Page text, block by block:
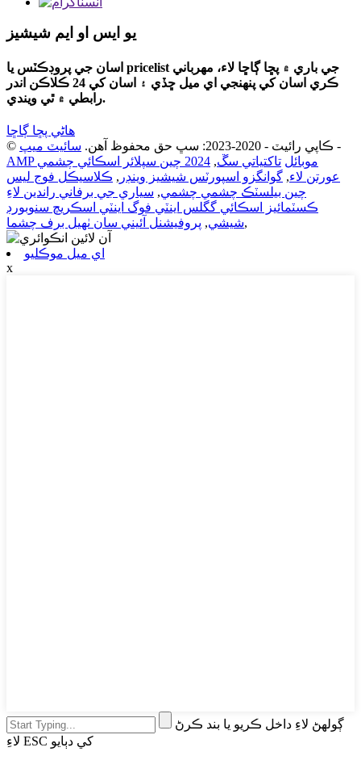
يو ايس او ايم شيشيز
اسان جي پروڊڪٽس يا pricelist جي باري ۾ پڇا ڳاڇا لاء، مهرباني
ڪري اسان کي پنهنجي اي ميل ڇڏي ۽ اسان کي 24 ڪلاڪن اندر
رابطي ۾ ٿي ويندي.
ھاڻي پڇا ڳاڇا
© ڪاپي رائيٽ - 2020-2023: سڀ حق محفوظ آهن.
سائيٽ ميپ
-
AMP موبائل تاکتياتي سڱ,
2024 چين سپلائر اسڪائي چشمي
عورتن لاء, گوانگزو اسپورٽس شيشيز وينڊر , ڪلاسيڪل فوج ليس
چين بيلسٽڪ چشمي چشمي, سياري جي برفاني راندين لاءِ
ڪسٽمائيز اسڪائي گگلس اينٽي فوگ اينٽي اسڪريچ سنوبورڊ
شيشي, پروفيشنل آئيني سان ٺهيل برف چشما ,
اي ميل موڪليو
x
ڳولهڻ لاءِ داخل ڪريو يا بند ڪرڻ
لاءِ ESC کي دٻايو